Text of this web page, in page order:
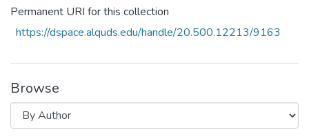
Permanent URI for this collection
https://dspace.alquds.edu/handle/20.500.12213/9163
Browse